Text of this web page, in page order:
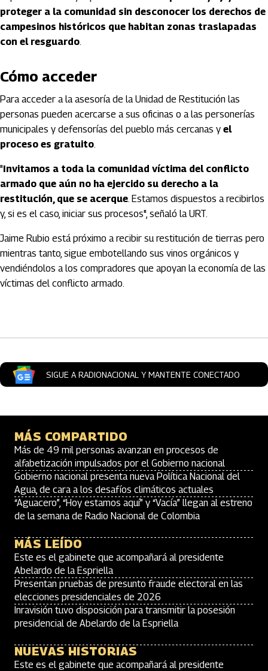
proteger a la comunidad sin desconocer los derechos de
campesinos históricos que habitan zonas traslapadas
con el resguardo.
Cómo acceder
Para acceder a la asesoría de la Unidad de Restitución las
personas pueden acercarse a sus oficinas o a las personerías
municipales y defensorías del pueblo más cercanas y el
proceso es gratuito.
"Invitamos a toda la comunidad víctima del conflicto
armado que aún no ha ejercido su derecho a la
restitución, que se acerque. Estamos dispuestos a recibirlos
y, si es el caso, iniciar sus procesos", señaló la URT.
Jaime Rubio está próximo a recibir su restitución de tierras pero
mientras tanto, sigue embotellando sus vinos orgánicos y
vendiéndolos a los compradores que apoyan la economía de las
víctimas del conflicto armado.
SIGUE A RADIONACIONAL Y MANTENTE CONECTADO
MÁS COMPARTIDO
Más de 49 mil personas avanzan en procesos de
alfabetización impulsados por el Gobierno nacional
Gobierno nacional presenta nueva Política Nacional del
Agua, de cara a los desafíos climáticos actuales
“Aguacero”, “Hoy estamos aquí” y “Vacía” llegan al estreno
de la semana de Radio Nacional de Colombia
MÁS LEÍDO
Este es el gabinete que acompañará al presidente
Abelardo de la Espriella
Presentan pruebas de presunto fraude electoral en las
elecciones presidenciales de 2026
Inravisión tuvo disposición para transmitir la posesión
presidencial de Abelardo de la Espriella
NUEVAS HISTORIAS
Este es el gabinete que acompañará al presidente